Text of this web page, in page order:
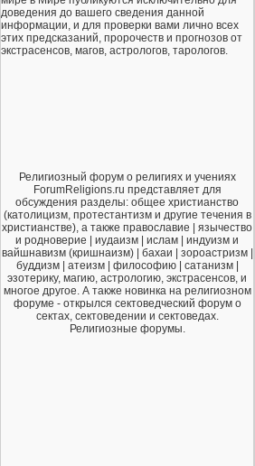
доведения до вашего сведения данной
информации, и для проверки вами лично всех
этих предсказаний, пророчеств и прогнозов от
экстрасенсов, магов, астрологов, тарологов.
Религиозный форум о религиях и учениях
ForumReligions.ru представляет для
обсуждения разделы: общее христианство
(католицизм, протестантизм и другие течения в
христианстве), а также православие | язычество
и родноверие | иудаизм | ислам | индуизм и
вайшнавизм (кришнаизм) | бахаи | зороастризм |
буддизм | атеизм | философию | сатанизм |
эзотерику, магию, астрологию, экстрасенсов, и
многое другое. А также новинка на религиозном
форуме - открылся сектоведческий форум о
сектах, сектоведении и сектоведах.
Религиозные форумы.